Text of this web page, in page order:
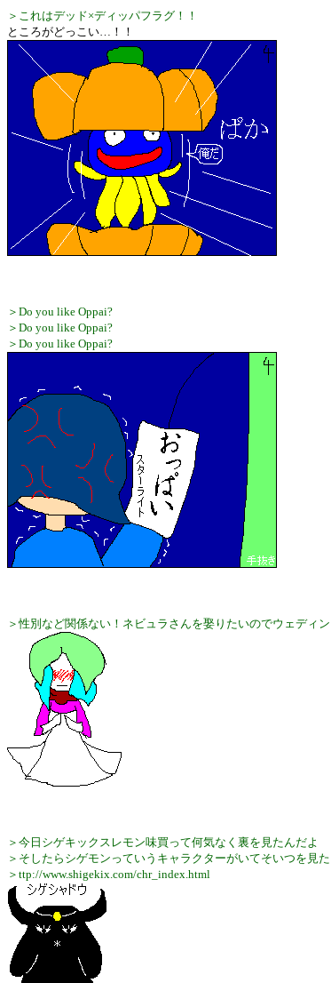
＞これはデッド×ディッパフラグ！！
ところがどっこい…！！
＞Do you like Oppai?
＞Do you like Oppai?
＞Do you like Oppai?
＞性別など関係ない！ネビュラさんを娶りたいのでウェディ
＞今日シゲキックスレモン味買って何気なく裏を見たんだよ
＞そしたらシゲモンっていうキャラクターがいてそいつを見
＞ttp://www.shigekix.com/chr_index.html